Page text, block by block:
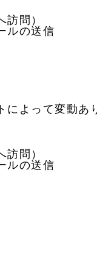
訪問）
ルの送信
によって変動あ
訪問）
ルの送信